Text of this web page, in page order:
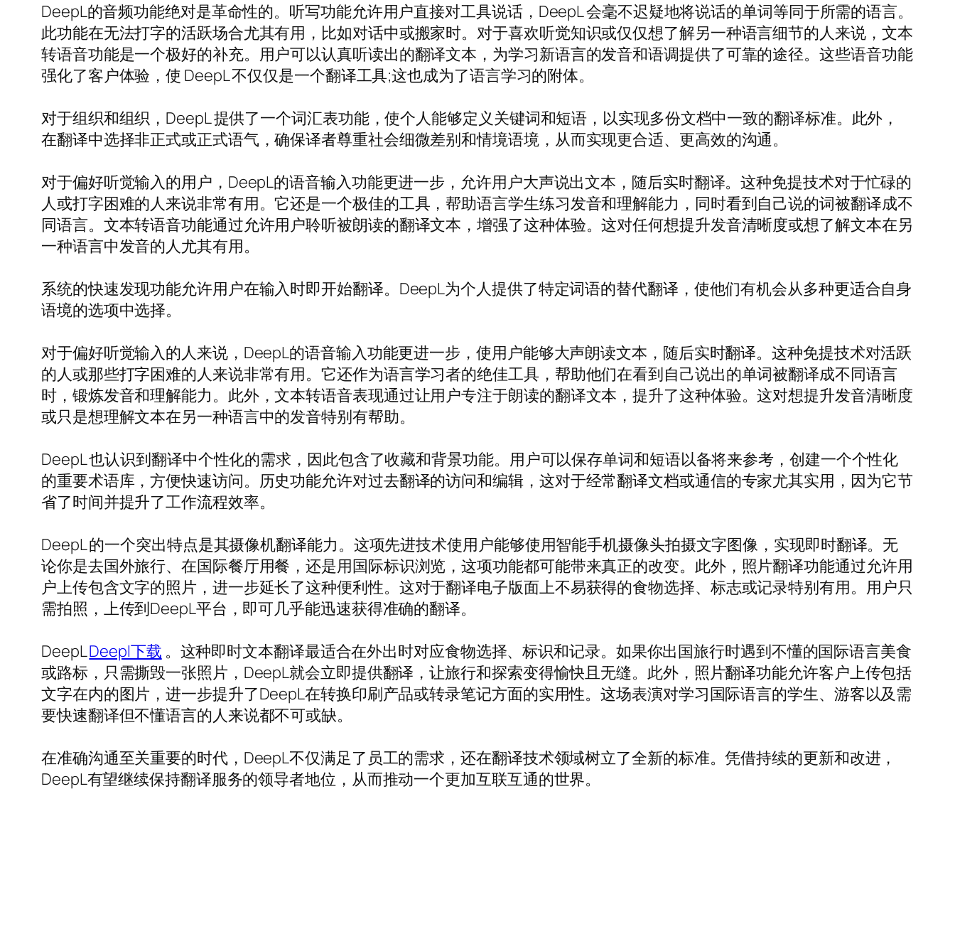
DeepL的音频功能绝对是革命性的。听写功能允许用户直接对工具说话，DeepL 会毫不迟疑地将说话的单词等同于所需的语言。
此功能在无法打字的活跃场合尤其有用，比如对话中或搬家时。对于喜欢听觉知识或仅仅想了解另一种语言细节的人来说，文本
转语音功能是一个极好的补充。用户可以认真听读出的翻译文本，为学习新语言的发音和语调提供了可靠的途径。这些语音功能
强化了客户体验，使 DeepL 不仅仅是一个翻译工具;这也成为了语言学习的附体。
对于组织和组织，DeepL 提供了一个词汇表功能，使个人能够定义关键词和短语，以实现多份文档中一致的翻译标准。此外，
在翻译中选择非正式或正式语气，确保译者尊重社会细微差别和情境语境，从而实现更合适、更高效的沟通。
对于偏好听觉输入的用户，DeepL的语音输入功能更进一步，允许用户大声说出文本，随后实时翻译。这种免提技术对于忙碌的
人或打字困难的人来说非常有用。它还是一个极佳的工具，帮助语言学生练习发音和理解能力，同时看到自己说的词被翻译成不
同语言。文本转语音功能通过允许用户聆听被朗读的翻译文本，增强了这种体验。这对任何想提升发音清晰度或想了解文本在另
一种语言中发音的人尤其有用。
系统的快速发现功能允许用户在输入时即开始翻译。DeepL为个人提供了特定词语的替代翻译，使他们有机会从多种更适合自身
语境的选项中选择。
对于偏好听觉输入的人来说，DeepL的语音输入功能更进一步，使用户能够大声朗读文本，随后实时翻译。这种免提技术对活跃
的人或那些打字困难的人来说非常有用。它还作为语言学习者的绝佳工具，帮助他们在看到自己说出的单词被翻译成不同语言
时，锻炼发音和理解能力。此外，文本转语音表现通过让用户专注于朗读的翻译文本，提升了这种体验。这对想提升发音清晰度
或只是想理解文本在另一种语言中的发音特别有帮助。
DeepL 也认识到翻译中个性化的需求，因此包含了收藏和背景功能。用户可以保存单词和短语以备将来参考，创建一个个性化
的重要术语库，方便快速访问。历史功能允许对过去翻译的访问和编辑，这对于经常翻译文档或通信的专家尤其实用，因为它节
省了时间并提升了工作流程效率。
DeepL 的一个突出特点是其摄像机翻译能力。这项先进技术使用户能够使用智能手机摄像头拍摄文字图像，实现即时翻译。无
论你是去国外旅行、在国际餐厅用餐，还是用国际标识浏览，这项功能都可能带来真正的改变。此外，照片翻译功能通过允许用
户上传包含文字的照片，进一步延长了这种便利性。这对于翻译电子版面上不易获得的食物选择、标志或记录特别有用。用户只
需拍照，上传到DeepL平台，即可几乎能迅速获得准确的翻译。
DeepLDeepl下载 。这种即时文本翻译最适合在外出时对应食物选择、标识和记录。如果你出国旅行时遇到不懂的国际语言美食
或路标，只需撕毁一张照片，DeepL就会立即提供翻译，让旅行和探索变得愉快且无缝。此外，照片翻译功能允许客户上传包括
文字在内的图片，进一步提升了DeepL在转换印刷产品或转录笔记方面的实用性。这场表演对学习国际语言的学生、游客以及需
要快速翻译但不懂语言的人来说都不可或缺。
在准确沟通至关重要的时代，DeepL不仅满足了员工的需求，还在翻译技术领域树立了全新的标准。凭借持续的更新和改进，
DeepL有望继续保持翻译服务的领导者地位，从而推动一个更加互联互通的世界。